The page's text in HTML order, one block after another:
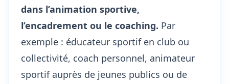
dans l’animation sportive,
l’encadrement ou le coaching. Par
exemple : éducateur sportif en club ou
collectivité, coach personnel, animateur
sportif auprès de jeunes publics ou de